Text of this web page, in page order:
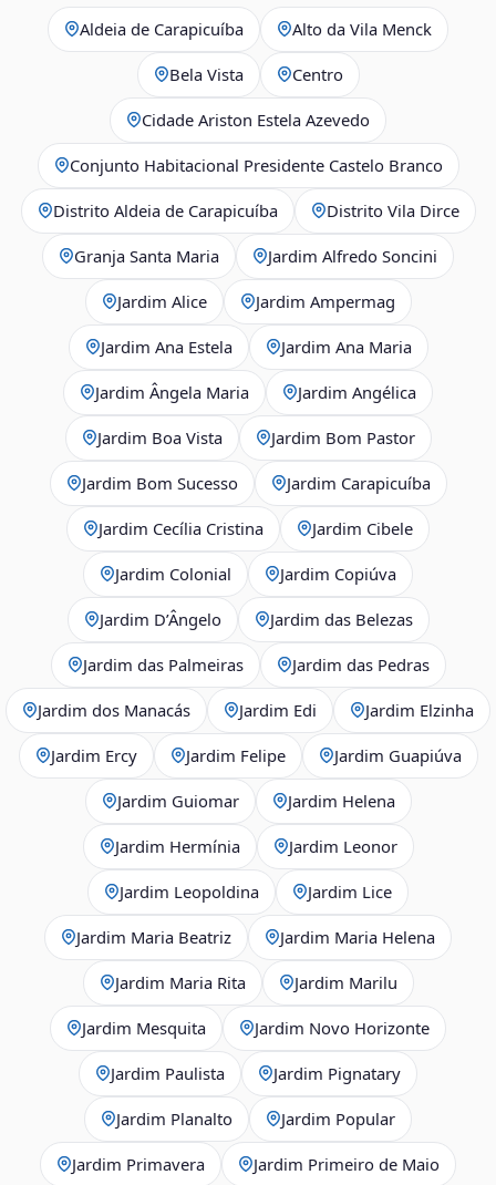
Aldeia de Carapicuíba Alto da Vila Menck
Bela Vista Centro
Cidade Ariston Estela Azevedo
Conjunto Habitacional Presidente Castelo Branco
Distrito Aldeia de Carapicuíba Distrito Vila Dirce
Granja Santa Maria Jardim Alfredo Soncini
Jardim Alice Jardim Ampermag
Jardim Ana Estela Jardim Ana Maria
Jardim Ângela Maria Jardim Angélica
Jardim Boa Vista Jardim Bom Pastor
Jardim Bom Sucesso Jardim Carapicuíba
Jardim Cecília Cristina Jardim Cibele
Jardim Colonial Jardim Copiúva
Jardim D’Ângelo Jardim das Belezas
Jardim das Palmeiras Jardim das Pedras
Jardim dos Manacás Jardim Edi Jardim Elzinha
Jardim Ercy Jardim Felipe Jardim Guapiúva
Jardim Guiomar Jardim Helena
Jardim Hermínia Jardim Leonor
Jardim Leopoldina Jardim Lice
Jardim Maria Beatriz Jardim Maria Helena
Jardim Maria Rita Jardim Marilu
Jardim Mesquita Jardim Novo Horizonte
Jardim Paulista Jardim Pignatary
Jardim Planalto Jardim Popular
Jardim Primavera Jardim Primeiro de Maio